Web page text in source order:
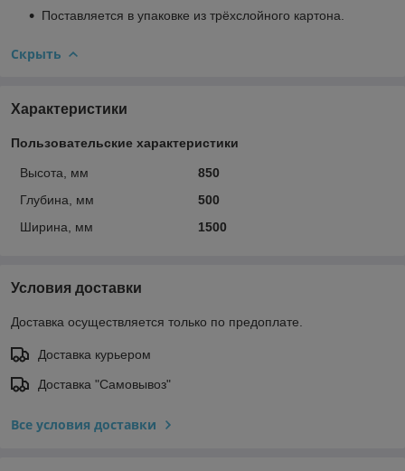
Поставляется в упаковке из трёхслойного картона.
Скрыть
Характеристики
Пользовательские характеристики
Высота, мм
850
Глубина, мм
500
Ширина, мм
1500
Условия доставки
Доставка осуществляется только по предоплате.
Доставка курьером
Доставка "Самовывоз"
Все условия доставки